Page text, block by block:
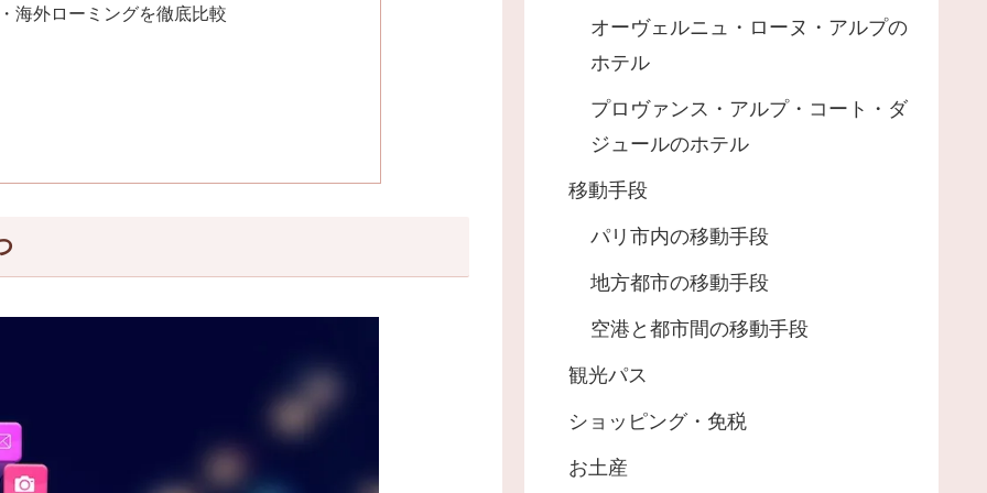
海外ローミングを徹底比較
オーヴェルニュ・ローヌ・アルプの
ホテル
プロヴァンス・アルプ・コート・ダ
ジュールのホテル
移動手段
パリ市内の移動手段
地方都市の移動手段
空港と都市間の移動手段
観光パス
ショッピング・免税
お土産